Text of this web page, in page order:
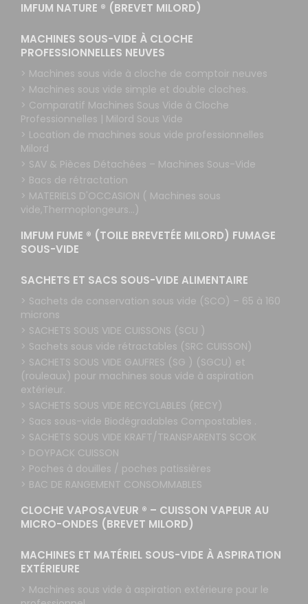
IMFUM NATURE ® (BREVET MILORD)
MACHINES SOUS-VIDE À CLOCHE
PROFESSIONNELLES NEUVES
> Machines sous vide à cloche de comptoir neuves
> Machines sous vide simple et double cloches.
> Comparatif Machines Sous Vide à Cloche
Professionnelles | Milord Sous Vide
> Location de machines sous vide professionnelles
Milord
> SAV & Pièces Détachées – Machines Sous-Vide
> Bacs de rétractation
> MATERIELS D'OCCASION ( Machines sous
vide,Thermoplongeurs...)
IMFUM FUME ® (TOILE BREVETÉE MILORD) FUMAGE
SOUS-VIDE
SACHETS ET SACS SOUS-VIDE ALIMENTAIRE
> Sachets de conservation sous vide (SCO) – 65 à 160
microns
> SACHETS SOUS VIDE CUISSONS (SCU )
> Sachets sous vide rétractables (SRC CUISSON)
> SACHETS SOUS VIDE GAUFRES (SG ) (SGCU) et
(rouleaux) pour machines sous vide à aspiration
extérieur.
> SACHETS SOUS VIDE RECYCLABLES (RECY)
> Sacs sous-vide Biodégradables Compostables .
> SACHETS SOUS VIDE KRAFT/TRANSPARENTS SCOK
> DOYPACK CUISSON
> Poches à douilles / poches patissières
> BAC DE RANGEMENT CONSOMMABLES
CLOCHE VAPOSAVEUR ® – CUISSON VAPEUR AU
MICRO-ONDES (BREVET MILORD)
MACHINES ET MATÉRIEL SOUS-VIDE À ASPIRATION
EXTÉRIEURE
> Machines sous vide à aspiration extérieure pour le